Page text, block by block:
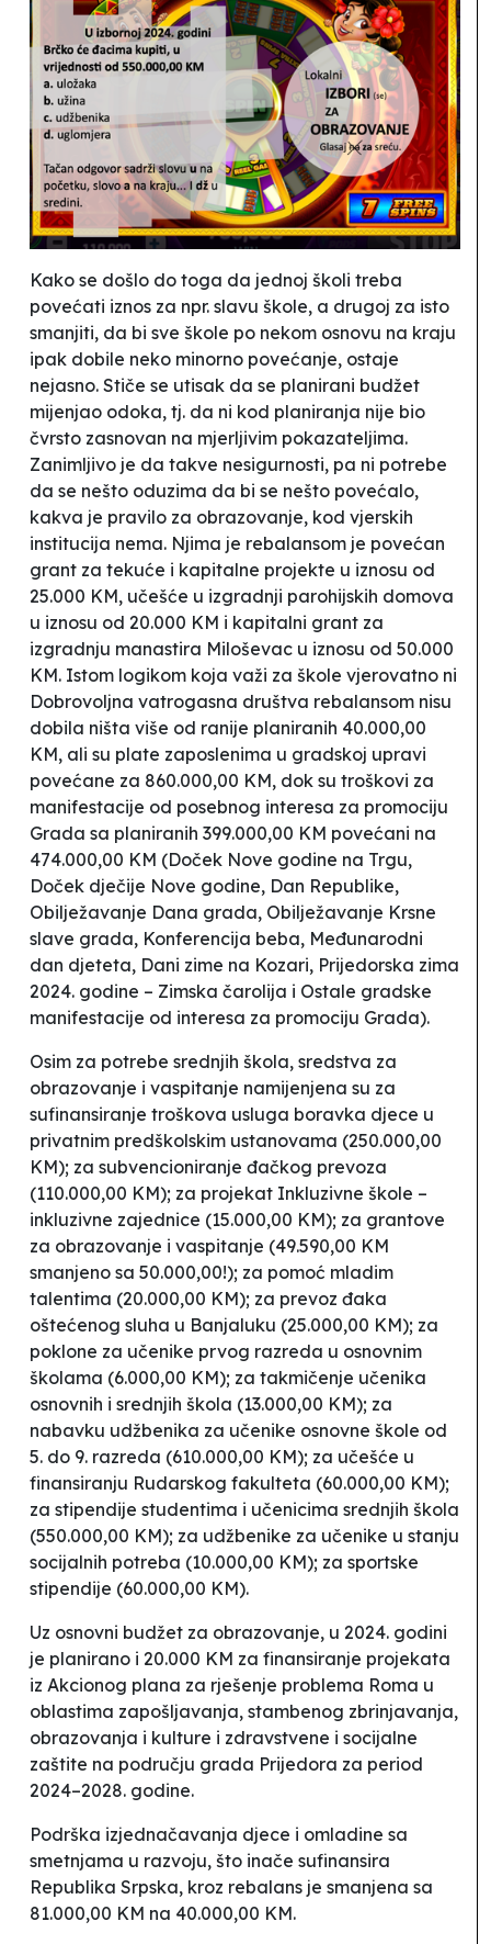
Kako se došlo do toga da jednoj školi treba
povećati iznos za npr. slavu škole, a drugoj za isto
smanjiti, da bi sve škole po nekom osnovu na kraju
ipak dobile neko minorno povećanje, ostaje
nejasno. Stiče se utisak da se planirani budžet
mijenjao odoka, tj. da ni kod planiranja nije bio
čvrsto zasnovan na mjerljivim pokazateljima.
Zanimljivo je da takve nesigurnosti, pa ni potrebe
da se nešto oduzima da bi se nešto povećalo,
kakva je pravilo za obrazovanje, kod vjerskih
institucija nema. Njima je rebalansom je povećan
grant za tekuće i kapitalne projekte u iznosu od
25.000 KM, učešće u izgradnji parohijskih domova
u iznosu od 20.000 KM i kapitalni grant za
izgradnju manastira Miloševac u iznosu od 50.000
KM. Istom logikom koja važi za škole vjerovatno ni
Dobrovoljna vatrogasna društva rebalansom nisu
dobila ništa više od ranije planiranih 40.000,00
KM, ali su plate zaposlenima u gradskoj upravi
povećane za 860.000,00 KM, dok su troškovi za
manifestacije od posebnog interesa za promociju
Grada sa planiranih 399.000,00 KM povećani na
474.000,00 KM (Doček Nove godine na Trgu,
Doček dječije Nove godine, Dan Republike,
Obilježavanje Dana grada, Obilježavanje Krsne
slave grada, Konferencija beba, Međunarodni
dan djeteta, Dani zime na Kozari, Prijedorska zima
2024. godine – Zimska čarolija i Ostale gradske
manifestacije od interesa za promociju Grada).
Osim za potrebe srednjih škola, sredstva za
obrazovanje i vaspitanje namijenjena su za
sufinansiranje troškova usluga boravka djece u
privatnim predškolskim ustanovama (250.000,00
KM); za subvencioniranje đačkog prevoza
(110.000,00 KM); za projekat Inkluzivne škole –
inkluzivne zajednice (15.000,00 KM); za grantove
za obrazovanje i vaspitanje (49.590,00 KM
smanjeno sa 50.000,00!); za pomoć mladim
talentima (20.000,00 KM); za prevoz đaka
oštećenog sluha u Banjaluku (25.000,00 KM); za
poklone za učenike prvog razreda u osnovnim
školama (6.000,00 KM); za takmičenje učenika
osnovnih i srednjih škola (13.000,00 KM); za
nabavku udžbenika za učenike osnovne škole od
5. do 9. razreda (610.000,00 KM); za učešće u
finansiranju Rudarskog fakulteta (60.000,00 KM);
za stipendije studentima i učenicima srednjih škola
(550.000,00 KM); za udžbenike za učenike u stanju
socijalnih potreba (10.000,00 KM); za sportske
stipendije (60.000,00 KM).
Uz osnovni budžet za obrazovanje, u 2024. godini
je planirano i 20.000 KM za finansiranje projekata
iz Akcionog plana za rješenje problema Roma u
oblastima zapošljavanja, stambenog zbrinjavanja,
obrazovanja i kulture i zdravstvene i socijalne
zaštite na području grada Prijedora za period
2024–2028. godine.
Podrška izjednačavanja djece i omladine sa
smetnjama u razvoju, što inače sufinansira
Republika Srpska, kroz rebalans je smanjena sa
81.000,00 KM na 40.000,00 KM.